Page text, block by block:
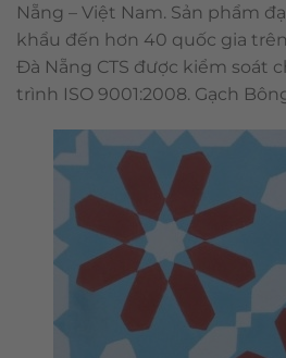
Nẵng – Việt Nam. Sản phẩm
khẩu đến hơn 40 quốc gia
Đà Nẵng CTS được kiểm soát
trình ISO 9001:2008. Gạch